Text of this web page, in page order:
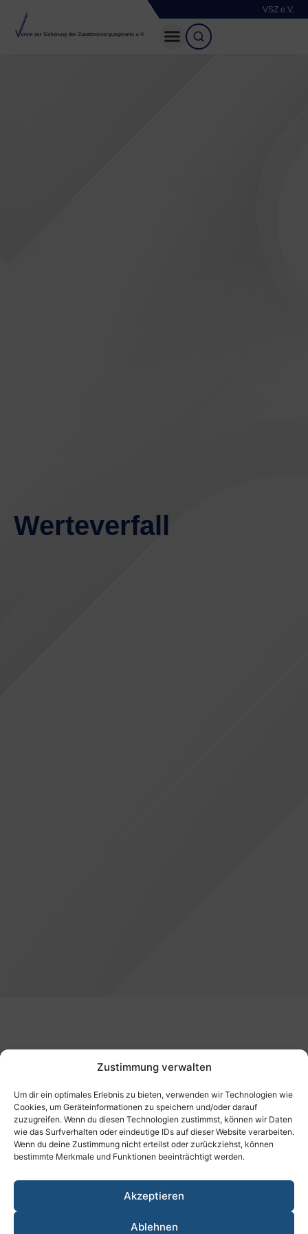
Zustimmung verwalten
Um dir ein optimales Erlebnis zu bieten, verwenden wir Technologien wie
Cookies, um Geräteinformationen zu speichern und/oder darauf
zuzugreifen. Wenn du diesen Technologien zustimmst, können wir Daten
wie das Surfverhalten oder eindeutige IDs auf dieser Website verarbeiten.
Wenn du deine Zustimmung nicht erteilst oder zurückziehst, können
bestimmte Merkmale und Funktionen beeinträchtigt werden.
Akzeptieren
Ablehnen
VSZ e.V.
Werteverfall
Die finanziellen Folgen der Systemumstellung: Stetiger
Kaufkraftverlust bis zur Altersarmut.